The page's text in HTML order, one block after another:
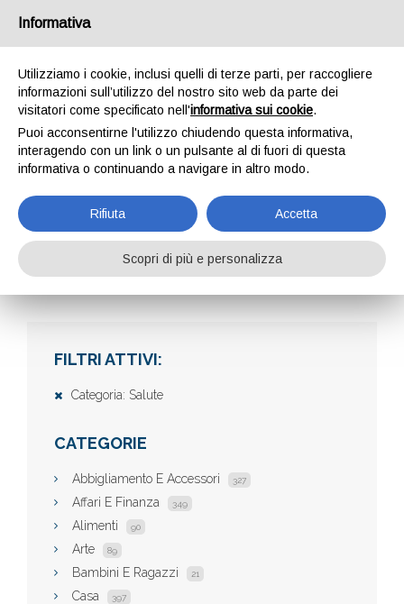
AZIENDE
Aziende
FILTRI ATTIVI:
Categoria: Salute
CATEGORIE
Abbigliamento E Accessori 327
Affari E Finanza 349
Alimenti 90
Arte 89
Bambini E Ragazzi 21
Casa 397
Informativa
Utilizziamo i cookie, inclusi quelli di terze parti, per raccogliere
informazioni sull’utilizzo del nostro sito web da parte dei
visitatori come specificato nell'informativa sui cookie.
Puoi acconsentirne l'utilizzo chiudendo questa informativa,
interagendo con un link o un pulsante al di fuori di questa
informativa o continuando a navigare in altro modo.
Rifiuta Accetta
Scopri di più e personalizza